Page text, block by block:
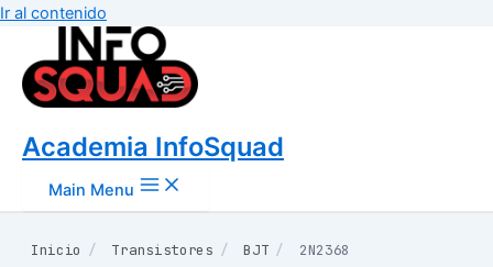
Ir al contenido
Academia InfoSquad
Main Menu
Inicio / Transistores / BJT / 2N2368